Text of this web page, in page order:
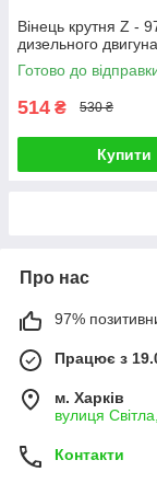
Вінець крутня Z -
дизельного
Готово до
514 ₴ 530 ₴
Купити
Про нас
97%
Працює з
м. Харків
вулиця
Контакти